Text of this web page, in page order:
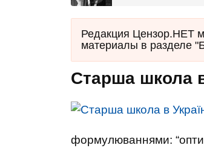
Редакция Цензор.НЕТ
материалы в разделе
Старша школа в
формулюваннями: